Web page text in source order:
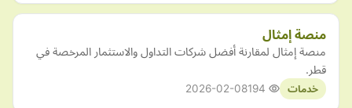
منصة إمثال
منصة إمثال لمقارنة أفضل شركات التداول والاستثمار المرخصة في
قطر.
خدمات 2026-02-08